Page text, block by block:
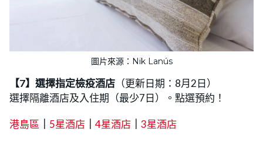
圖片來源：Nik Lanús
【7】選擇指定檢疫酒店 （更新日期：8月2日）
選擇隔離酒店及入住期（最少7日）。點選預約！
港島區 5星酒店 4星酒店 3星酒店